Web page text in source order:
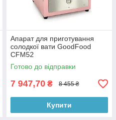
Апарат для приготування
солодкої вати GoodFood
CFM52
Готово до відправки
7 947,70 ₴ 8 455 ₴
Купити